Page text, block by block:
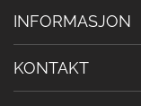
INFORMASJON
KONTAKT